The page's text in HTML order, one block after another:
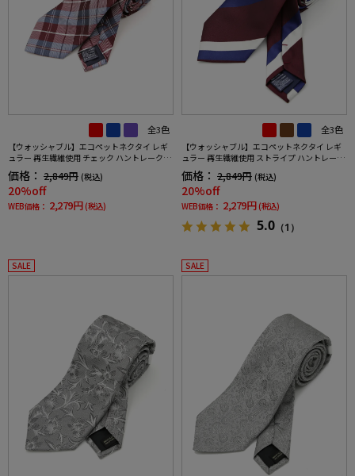
全3色
【ウォッシャブル】エコペットネクタイ レギ
ュラー 再生繊維使用 チェック ハントレークラ
ブ 通年
価格： 2,849円 (税込)
20%off
WEB価格： 2,279円 (税込)
全3色
【ウォッシャブル】エコペットネクタイ レギ
ュラー 再生繊維使用 ストライプ ハントレーク
ラブ 通年
価格： 2,849円 (税込)
20%off
WEB価格： 2,279円 (税込)
5.0 （1）
SALE SALE